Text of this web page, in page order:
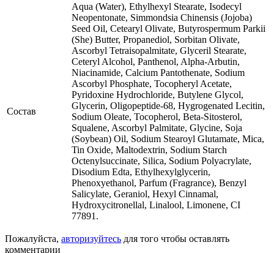
Состав
Aqua (Water), Ethylhexyl Stearate, Isodecyl
Neopentonate, Simmondsia Chinensis (Jojoba)
Seed Oil, Cetearyl Olivate, Butyrospermum Parkii
(She) Butter, Propanediol, Sorbitan Olivate,
Ascorbyl Tetraisopalmitate, Glyceril Stearate,
Ceteryl Alcohol, Panthenol, Alpha-Arbutin,
Niacinamide, Calcium Pantothenate, Sodium
Ascorbyl Phosphate, Tocopheryl Acetate,
Pyridoxine Hydrochloride, Butylene Glycol,
Glycerin, Oligopeptide-68, Hygrogenated Lecitin,
Sodium Oleate, Tocopherol, Beta-Sitosterol,
Squalene, Ascorbyl Palmitate, Glycine, Soja
(Soybean) Oil, Sodium Stearoyl Glutamate, Mica,
Tin Oxide, Maltodextrin, Sodium Starch
Octenylsuccinate, Silica, Sodium Polyacrylate,
Disodium Edta, Ethylhexylglycerin,
Phenoxyethanol, Parfum (Fragrance), Benzyl
Salicylate, Geraniol, Hexyl Cinnamal,
Hydroxycitronellal, Linalool, Limonene, CI
77891.
Пожалуйста, авторизуйтесь для того чтобы оставлять
комментарии